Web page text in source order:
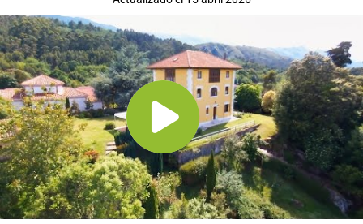
RESTAURANTES
TURISMO ACTIVO
TIENDA
AGENDA
OFERTAS
CONTACTO